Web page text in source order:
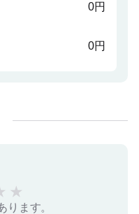
0円
0円
★
ります。